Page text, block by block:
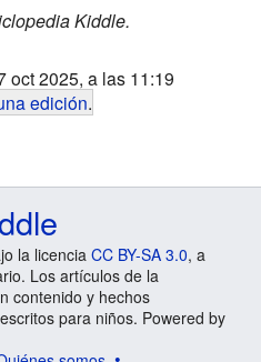
Kiddle.
oct 2025, a las 11:19
edición.
la licencia CC BY-SA 3.0, a
Los artículos de la
contenido y hechos
para niños. Powered by